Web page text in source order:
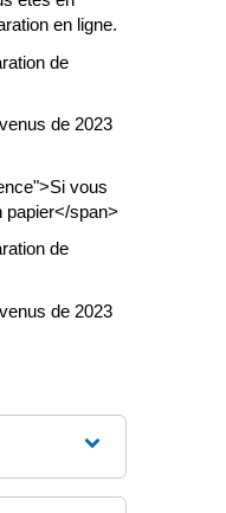
en ligne.
de
de 2023
vous
papier</span>
de
de 2023